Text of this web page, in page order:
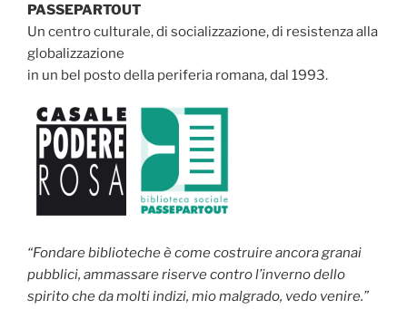
PASSEPARTOUT
Un centro culturale, di socializzazione, di resistenza alla
globalizzazione
in un bel posto della periferia romana, dal 1993.
“Fondare biblioteche è come costruire ancora granai
pubblici, ammassare riserve contro l’inverno dello
spirito che da molti indizi, mio malgrado, vedo venire.”